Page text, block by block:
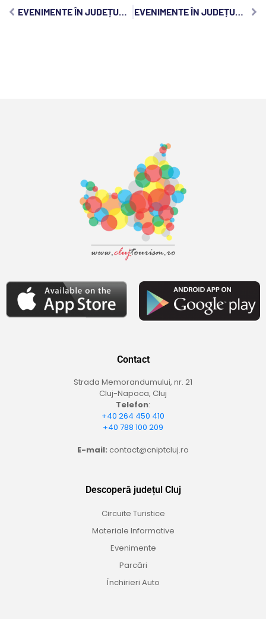
Contact
Strada Memorandumului, nr. 21
Cluj-Napoca, Cluj
Telefon:
+40 264 450 410
+40 788 100 209
E-mail: contact@cniptcluj.ro
Descoperă județul Cluj
Circuite Turistice
Materiale Informative
Evenimente
Parcări
Închirieri Auto